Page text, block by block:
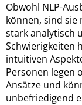
Obwohl NLP-
können, sind sie
stark analytisch
Schwierigkeiten
intuitiven
Personen legen
Ansätze und
unbefriedigend